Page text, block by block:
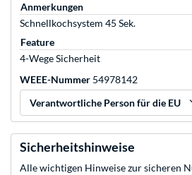
Anmerkungen
Schnellkochsystem 45 Sek.
Feature
4-Wege Sicherheit
WEEE-Nummer 54978142
Verantwortliche Person für die EU
Sicherheitshinweise
Alle wichtigen Hinweise zur sicheren